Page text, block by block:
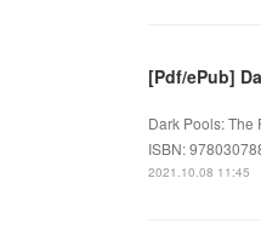
[Pdf/ePub]
Dark Pools: The
ISBN:
2021.10.08 11:45